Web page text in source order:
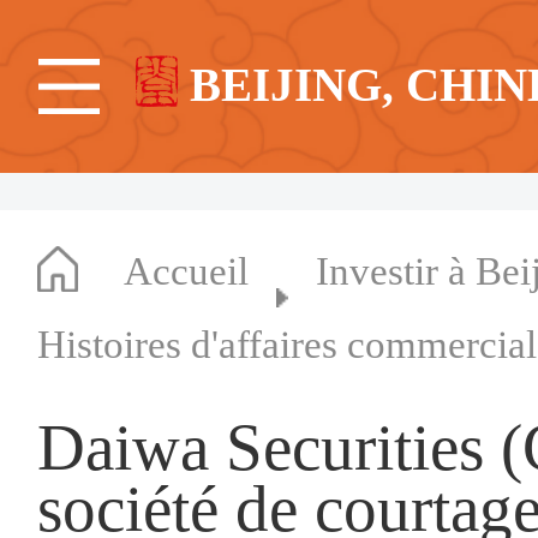
BEIJING,
Accueil
Investir à
Histoires d'affaires
Daiwa Securities
société de